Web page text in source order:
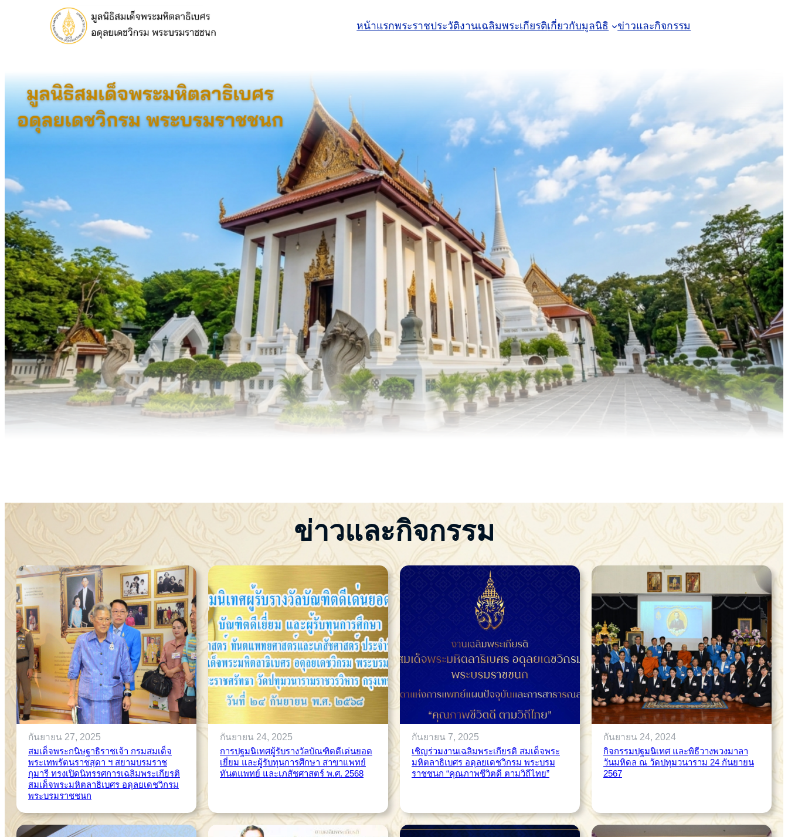
หน้าแรกพระราชประวัติงานเฉลิมพระเกียรติเกี่ยวกับมูลนิธิ ข่าวและกิจกรรม
ข่าวและกิจกรรม
กันยายน 27, 2025
สมเด็จพระกนิษฐาธิราชเจ้า กรมสมเด็จ
พระเทพรัตนราชสุดา ฯ สยามบรมราช
กุมารี ทรงเปิดนิทรรศการเฉลิมพระเกียรติ
สมเด็จพระมหิตลาธิเบศร อดุลยเดชวิกรม
พระบรมราชชนก
กันยายน 24, 2025
การปฐมนิเทศผู้รับรางวัลบัณฑิตดีเด่นยอด
เยี่ยม และผู้รับทุนการศึกษา สาขาแพทย์
ทันตแพทย์ และเภสัชศาสตร์ พ.ศ. 2568
กันยายน 7, 2025
เชิญร่วมงานเฉลิมพระเกียรติ สมเด็จพระ
มหิตลาธิเบศร อดุลยเดชวิกรม พระบรม
ราชชนก “คุณภาพชีวิตดี ตามวิถีไทย”
กันยายน 24, 2024
กิจกรรมปฐมนิเทศ และพิธีวางพวงมาลา
วันมหิดล ณ วัดปทุมวนาราม 24 กันยายน
2567